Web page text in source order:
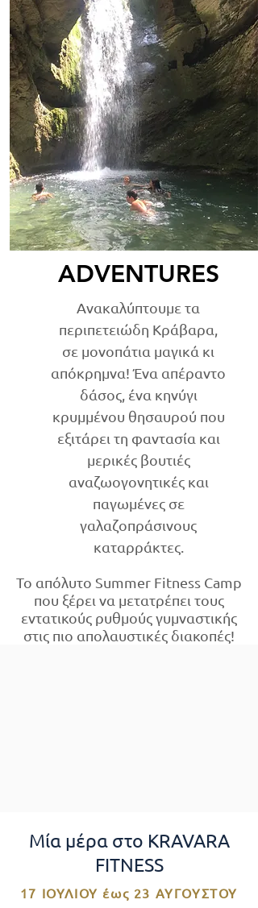
ADVENTURES
Ανακαλύπτουμε τα
περιπετειώδη Κράβαρα,
σε μονοπάτια μαγικά κι
απόκρημνα! Ένα απέραντο
δάσος, ένα κηνύγι
κρυμμένου θησαυρού που
εξιτάρει τη φαντασία και
μερικές βουτιές
αναζωογονητικές και
παγωμένες σε
γαλαζοπράσινους
καταρράκτες.
Το απόλυτο Summer Fitness Camp
που ξέρει να μετατρέπει τους
εντατικούς ρυθμούς γυμναστικής
στις πιο απολαυστικές διακοπές!
Μία μέρα στο KRAVARA
FITNESS
17 ΙΟΥΛΙΟΥ έως 23 ΑΥΓΟΥΣΤΟΥ